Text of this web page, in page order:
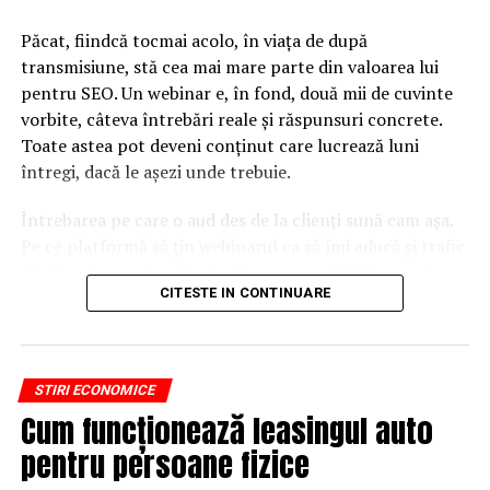
Păcat, fiindcă tocmai acolo, în viața de după
transmisiune, stă cea mai mare parte din valoarea lui
pentru SEO. Un webinar e, în fond, două mii de cuvinte
vorbite, câteva întrebări reale și răspunsuri concrete.
Toate astea pot deveni conținut care lucrează luni
întregi, dacă le așezi unde trebuie.
Întrebarea pe care o aud des de la clienți sună cam așa.
din Google, nu doar lead-uri pe moment? Răspunsul
scurt e că platforma contează, dar nu în felul în care
Nu cel mai tare software câștigă, ci acela care îți lasă
conținutul liber, indexabil și ușor de reutilizat. Hai să o
luăm pe îndelete, fiindcă diferențele dintre opțiuni sunt
mai subtile decât par la prima vedere.
CITESTE IN CONTINUARE
STIRI ECONOMICE
Cum funcționează leasingul auto
pentru persoane fizice